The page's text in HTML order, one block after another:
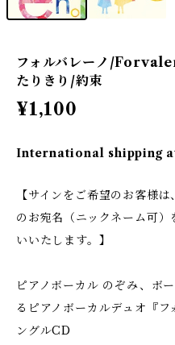
フォルバレーノ/
たりきり/約束
¥1,100
International shipping
【サインをご希望のお客様
のお宛名（ニックネーム可
いいたします。】
ピアノボーカル のぞみ、ボ
るピアノボーカルデュオ『
ングルCD